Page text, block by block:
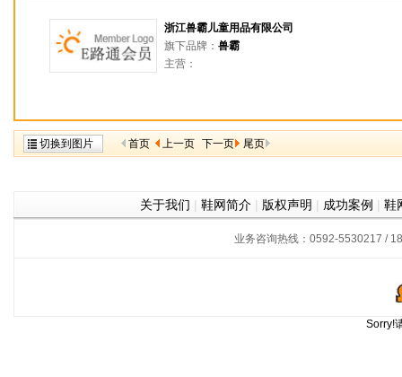
浙江兽霸儿童用品有限公司
旗下品牌： 兽霸
主营：
切换到图片 首页 上一页 下一页 尾页
关于我们 | 鞋网简介 | 版权声明 | 成功案例 | 鞋
业务咨询热线：0592-5530217 /
Sorry!